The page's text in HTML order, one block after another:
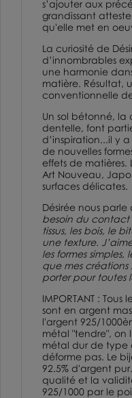
s’ajouter aux
grandissant
qu'elle met en
La curiosité de
d’innombrables
une harmonie
matière. Résultat,
conventionnelle
Un sol bétonné, la
dentelle, font
d’inspiration...il y
de nouvelles
effets de matières.
Art Nouveau,
surfaces délicates.
Désirée nous
besoin du contact
tissus, les bois, le
une texture.
les formes simples,
que mes créations
porter pour toutes
IMPORTANT :
sont en argent
l'argent 925/
métal "tendre", on
métal dur de type
déforme pas. Le
92.5% d'argent
qualité et la
925/1000 par le